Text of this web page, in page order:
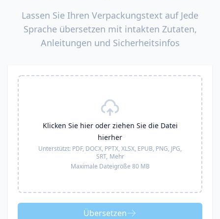
Lassen Sie Ihren Verpackungstext auf Jede
Sprache übersetzen mit intakten Zutaten,
Anleitungen und Sicherheitsinfos
Klicken Sie hier oder ziehen Sie die Datei
hierher
Unterstützt: PDF, DOCX, PPTX, XLSX, EPUB, PNG, JPG,
SRT, Mehr
Maximale Dateigröße 80 MB
Übersetzen